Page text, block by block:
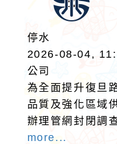
停水
2026-08-04,
公司
為全面提升復旦
品質及強化區域
辦理管網封閉調
more...